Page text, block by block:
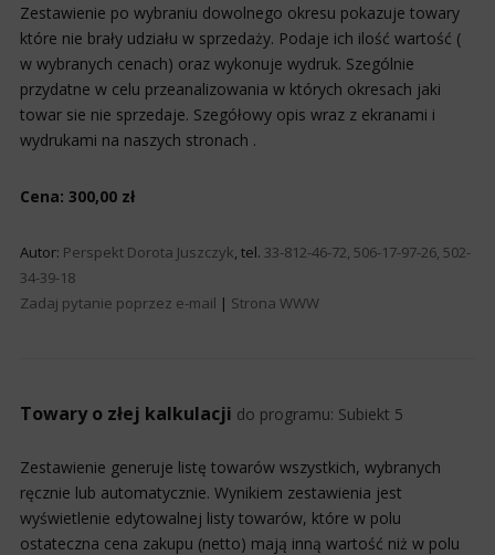
Zestawienie po wybraniu dowolnego okresu pokazuje towary
które nie brały udziału w sprzedaży. Podaje ich ilość wartość (
w wybranych cenach) oraz wykonuje wydruk. Szególnie
przydatne w celu przeanalizowania w których okresach jaki
towar sie nie sprzedaje. Szegółowy opis wraz z ekranami i
wydrukami na naszych stronach .
Cena: 300,00 zł
Autor: Perspekt Dorota Juszczyk, tel. 33-812-46-72, 506-17-97-26, 502-
34-39-18
Zadaj pytanie poprzez e-mail | Strona WWW
Towary o złej kalkulacji do programu: Subiekt 5
Zestawienie generuje listę towarów wszystkich, wybranych
ręcznie lub automatycznie. Wynikiem zestawienia jest
wyświetlenie edytowalnej listy towarów, które w polu
ostateczna cena zakupu (netto) mają inną wartość niż w polu